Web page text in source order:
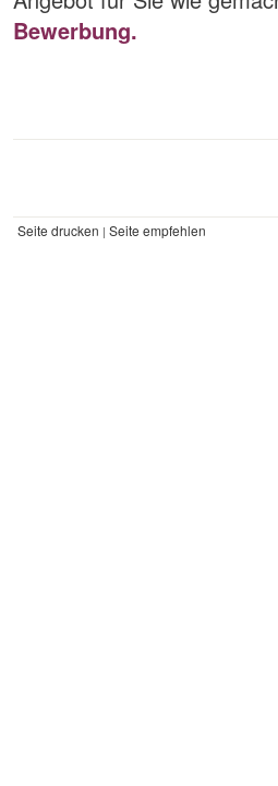
Bewerbung.
Seite drucken | Seite empfehlen